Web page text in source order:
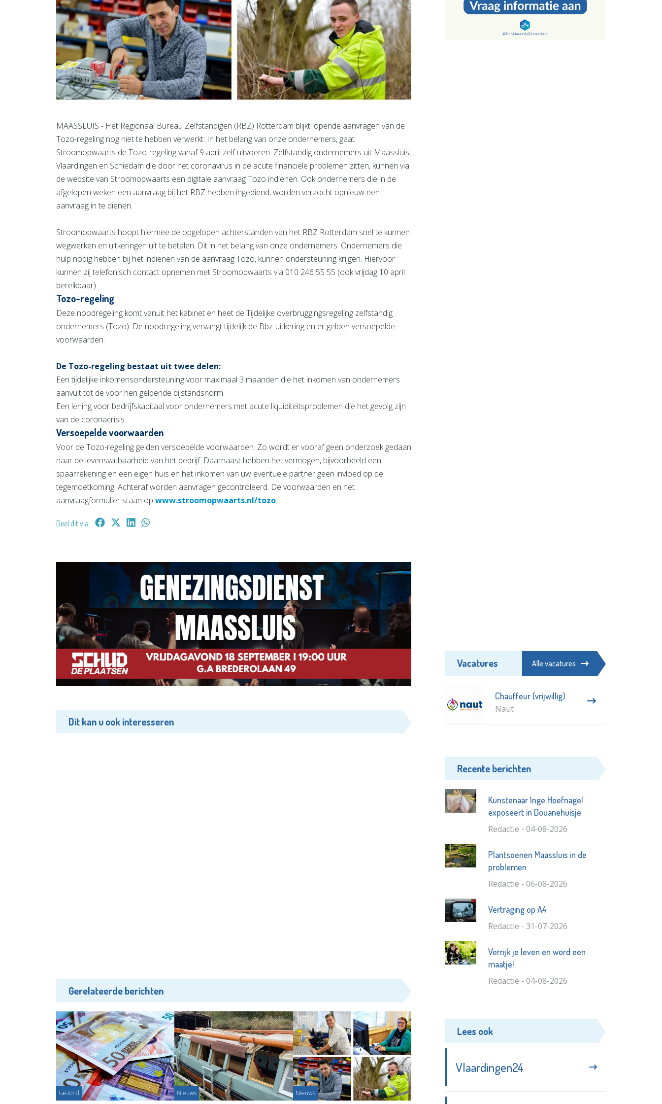
MAASSLUIS - Het Regionaal Bureau Zelfstandigen (RBZ) Rotterdam blijkt lopende aanvragen van de
Tozo-regeling nog niet te hebben verwerkt. In het belang van onze ondernemers, gaat
Stroomopwaarts de Tozo-regeling vanaf 9 april zelf uitvoeren. Zelfstandig ondernemers uit Maassluis,
Vlaardingen en Schiedam die door het coronavirus in de acute financiële problemen zitten, kunnen via
de website van Stroomopwaarts een digitale aanvraag Tozo indienen. Ook ondernemers die in de
afgelopen weken een aanvraag bij het RBZ hebben ingediend, worden verzocht opnieuw een
aanvraag in te dienen.
Stroomopwaarts hoopt hiermee de opgelopen achterstanden van het RBZ Rotterdam snel te kunnen
wegwerken en uitkeringen uit te betalen. Dit in het belang van onze ondernemers. Ondernemers die
hulp nodig hebben bij het indienen van de aanvraag Tozo, kunnen ondersteuning krijgen. Hiervoor
kunnen zij telefonisch contact opnemen met Stroomopwaarts via 010 246 55 55 (ook vrijdag 10 april
bereikbaar).
Tozo-regeling
Deze noodregeling komt vanuit het kabinet en heet de Tijdelijke overbruggingsregeling zelfstandig
ondernemers (Tozo). De noodregeling vervangt tijdelijk de Bbz-uitkering en er gelden versoepelde
voorwaarden.
De Tozo-regeling bestaat uit twee delen:
Een tijdelijke inkomensondersteuning voor maximaal 3 maanden die het inkomen van ondernemers
aanvult tot de voor hen geldende bijstandsnorm.
Een lening voor bedrijfskapitaal voor ondernemers met acute liquiditeitsproblemen die het gevolg zijn
van de coronacrisis.
Versoepelde voorwaarden
Voor de Tozo-regeling gelden versoepelde voorwaarden. Zo wordt er vooraf geen onderzoek gedaan
naar de levensvatbaarheid van het bedrijf. Daarnaast hebben het vermogen, bijvoorbeeld een
spaarrekening en een eigen huis en het inkomen van uw eventuele partner geen invloed op de
tegemoetkoming. Achteraf worden aanvragen gecontroleerd. De voorwaarden en het
aanvraagformulier staan op www.stroomopwaarts.nl/tozo
Deel dit via:
Dit kan u ook interesseren
Gerelateerde berichten
Gezond Nieuws Nieuws
Vacatures Alle vacatures
Chauffeur (vrijwillig)
Naut
Recente berichten
Kunstenaar Inge Hoefnagel
exposeert in Douanehuisje
Redactie - 04-08-2026
Plantsoenen Maassluis in de
problemen
Redactie - 06-08-2026
Vertraging op A4
Redactie - 31-07-2026
Verrijk je leven en word een
maatje!
Redactie - 04-08-2026
Lees ook
Vlaardingen24